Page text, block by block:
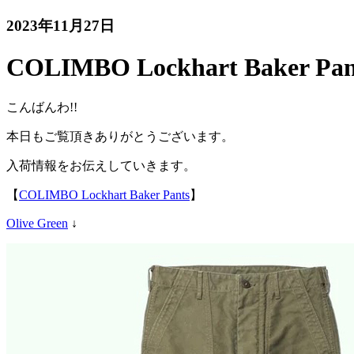
2023年11月27日
COLIMBO Lockhart Baker
こんばんわ!!
本日もご覧頂きありがとうございます。
入荷情報をお伝えしていきます。
【COLIMBO Lockhart Baker Pants】
Olive Green ↓